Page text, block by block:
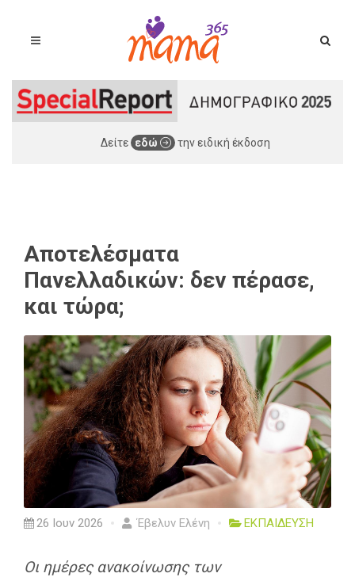
Δείτε εδώ την ειδική έκδοση
Αποτελέσματα
Πανελλαδικών: δεν πέρασε,
και τώρα;
26 Ιουν 2026 Έβελυν Ελένη ΕΚΠΑΙΔΕΥΣΗ
Οι ημέρες ανακοίνωσης των